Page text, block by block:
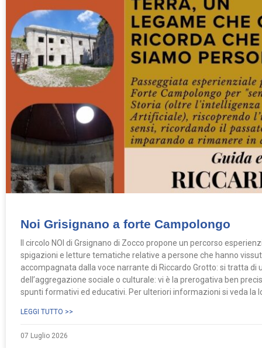
Noi Grisignano a forte Campolongo
Il circolo NOI di Grsignano di Zocco propone un percorso
spigazioni e letture tematiche relative a persone che hanno
accompagnata dalla voce narrante di Riccardo Grotto: si tratta di
dell’aggregazione sociale o culturale: vi è la prerogativa ben
spunti formativi ed educativi. Per ulteriori informazioni si veda la
LEGGI TUTTO >>
07 Luglio 2026